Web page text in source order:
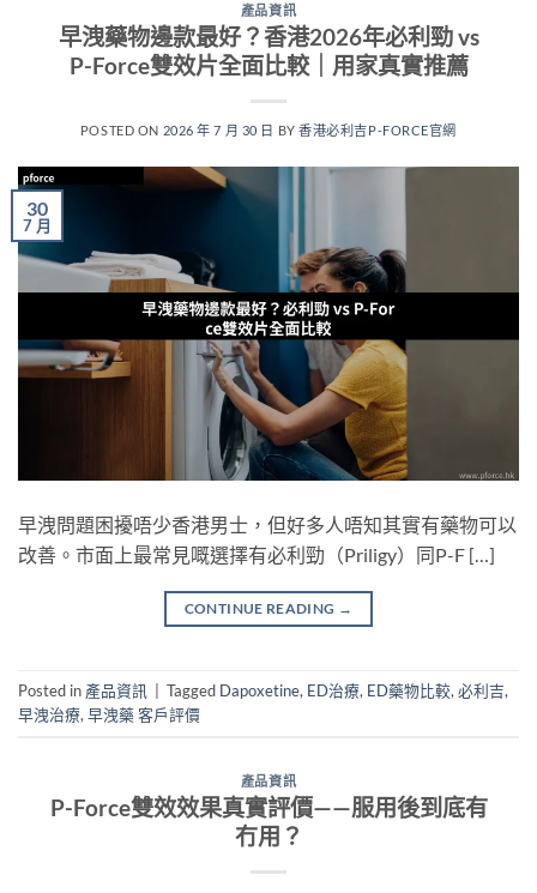
產品資訊
早洩藥物邊款最好？香港2026年必利勁 vs
P-Force雙效片全面比較｜用家真實推薦
POSTED ON 2026 年 7 月 30 日 BY香港必利吉P-FORCE官網
30
7 月
早洩問題困擾唔少香港男士，但好多人唔知其實有藥物可以
改善。市面上最常見嘅選擇有必利勁（Priligy）同P-F […]
CONTINUE READING →
Posted in 產品資訊 Tagged Dapoxetine, ED治療, ED藥物比較, 必利吉,
早洩治療, 早洩藥 客戶評價
產品資訊
P-Force雙效效果真實評價——服用後到底有
冇用？